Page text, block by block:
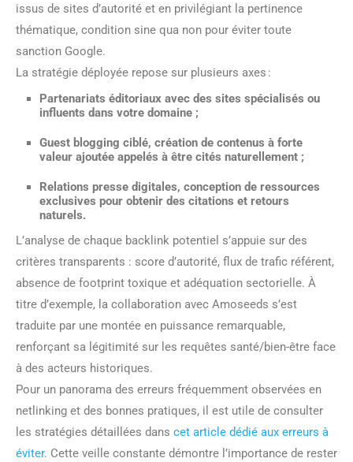
issus de sites d’autorité et en privilégiant la pertinence
thématique, condition sine qua non pour éviter toute
sanction Google.
La stratégie déployée repose sur plusieurs axes :
Partenariats éditoriaux avec des sites spécialisés ou
influents dans votre domaine ;
Guest blogging ciblé, création de contenus à forte
valeur ajoutée appelés à être cités naturellement ;
Relations presse digitales, conception de ressources
exclusives pour obtenir des citations et retours
naturels.
L’analyse de chaque backlink potentiel s’appuie sur des
critères transparents : score d’autorité, flux de trafic référent,
absence de footprint toxique et adéquation sectorielle. À
titre d’exemple, la collaboration avec Amoseeds s’est
traduite par une montée en puissance remarquable,
renforçant sa légitimité sur les requêtes santé/bien-être face
à des acteurs historiques.
Pour un panorama des erreurs fréquemment observées en
netlinking et des bonnes pratiques, il est utile de consulter
les stratégies détaillées dans cet article dédié aux erreurs à
éviter. Cette veille constante démontre l’importance de rester